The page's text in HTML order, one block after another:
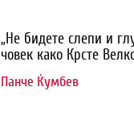
„Не бидете слепи и
човек како Крсте
Панче Ќумбев